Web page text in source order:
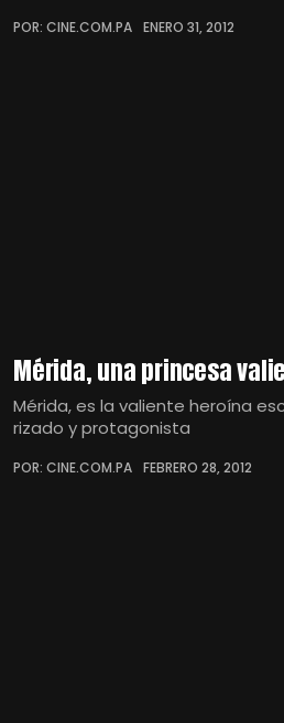
POR: CINE.COM.PA ENERO 31, 2012
Mérida, una princesa
Mérida, es la valiente heroína
rizado y protagonista
POR: CINE.COM.PA FEBRERO 28, 2012